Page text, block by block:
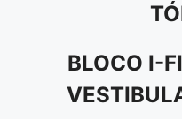
BLOCO I-